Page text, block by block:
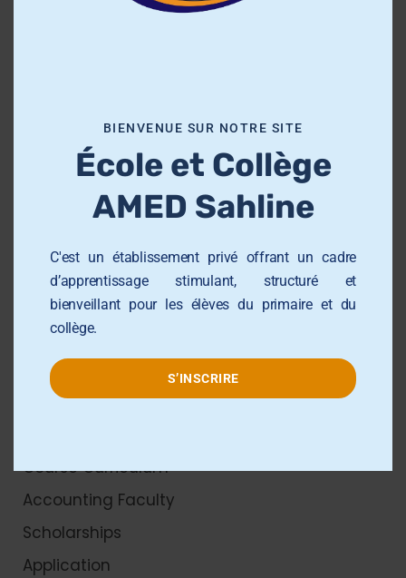
École Primaire AMED Sahloul
Lycée AMED Sahloul
Collège AMED Jemmel
Collège AMED Khezama sousse
Collège AMED Riadh Sousse
Centre de Formation AMED
Université AMED Sahloul
Groupe AMED
Contact info
Course Curriculum
Accounting Faculty
Scholarships
Application
BIENVENUE SUR NOTRE SITE
École et Collège
AMED Sahline
C'est un établissement privé offrant un cadre
d’apprentissage stimulant, structuré et
bienveillant pour les élèves du primaire et du
collège.
S’INSCRIRE